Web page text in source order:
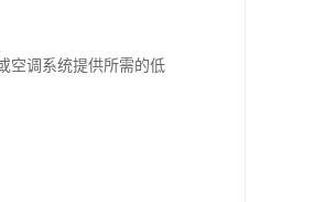
空调系统提供所需的低